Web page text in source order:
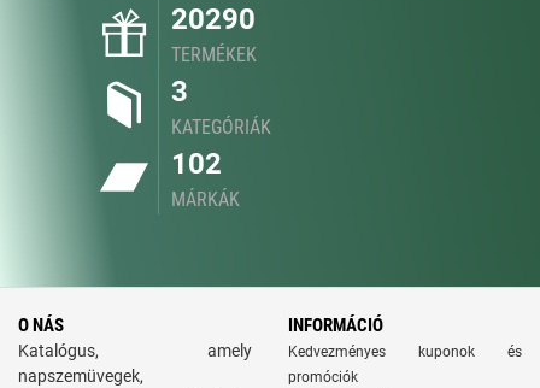
20290
TERMÉKEK
3
KATEGÓRIÁK
102
MÁRKÁK
O NÁS
Katalógus, amely
napszemüvegek,
INFORMÁCIÓ
Kedvezményes kuponok és
promóciók